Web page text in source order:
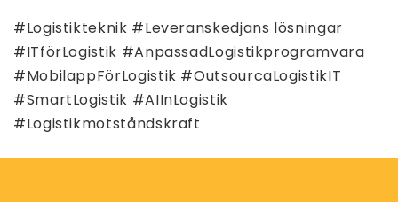
#Logistikteknik #Leveranskedjans lösningar
#ITförLogistik #AnpassadLogistikprogramvara
#MobilappFörLogistik #OutsourcaLogistikIT
#SmartLogistik #AIInLogistik
#Logistikmotståndskraft